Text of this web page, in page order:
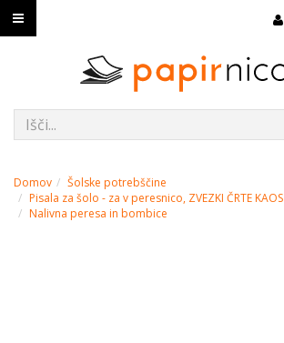
Domov
Šolske potrebščine
Pisala za šolo - za v peresnico, ZVEZKI ČRTE KAOS
Nalivna peresa in bombice